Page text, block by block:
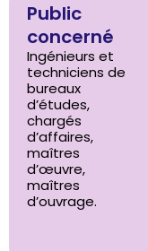
Public
concerné
Ingénieurs et
techniciens de
bureaux
d’études,
chargés
d’affaires,
maîtres
d’œuvre,
maîtres
d’ouvrage.